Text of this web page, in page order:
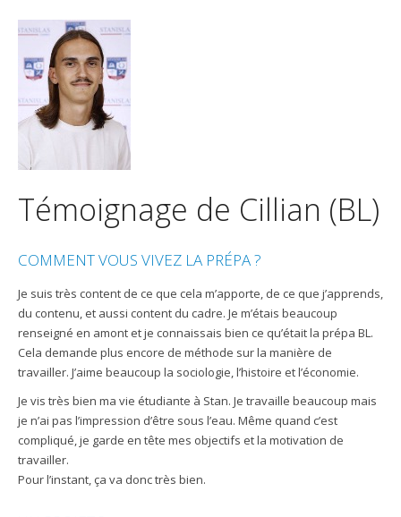
Témoignage de Cillian (BL)
COMMENT VOUS VIVEZ LA PRÉPA ?
Je suis très content de ce que cela m’apporte, de ce que j’apprends,
du contenu, et aussi content du cadre. Je m’étais beaucoup
renseigné en amont et je connaissais bien ce qu’était la prépa BL.
Cela demande plus encore de méthode sur la manière de
travailler. J’aime beaucoup la sociologie, l’histoire et l’économie.
Je vis très bien ma vie étudiante à Stan. Je travaille beaucoup mais
je n’ai pas l’impression d’être sous l’eau. Même quand c’est
compliqué, je garde en tête mes objectifs et la motivation de
travailler.
Pour l’instant, ça va donc très bien.